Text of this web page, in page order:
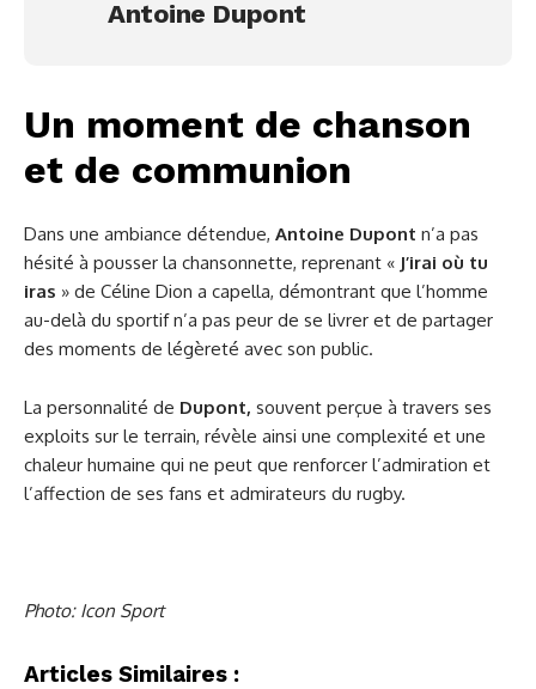
Antoine Dupont
Un moment de chanson
et de communion
Dans une ambiance détendue, Antoine Dupont n’a pas
hésité à pousser la chansonnette, reprenant « J’irai où tu
iras » de Céline Dion a capella, démontrant que l’homme
au-delà du sportif n’a pas peur de se livrer et de partager
des moments de légèreté avec son public.
La personnalité de Dupont, souvent perçue à travers ses
exploits sur le terrain, révèle ainsi une complexité et une
chaleur humaine qui ne peut que renforcer l’admiration et
l’affection de ses fans et admirateurs du rugby.
Photo: Icon Sport
Articles Similaires :